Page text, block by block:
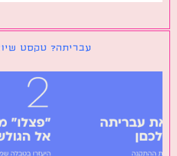
עבריתה? טקסט שיוצר ״אתר